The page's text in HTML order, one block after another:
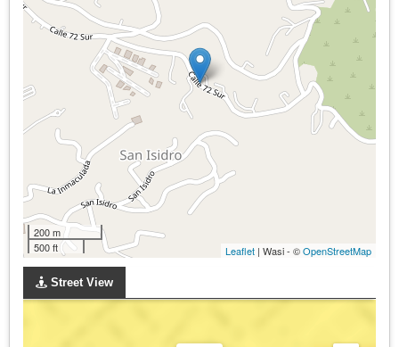
200 m
500 ft
Leaflet | Wasi - ©OpenStreetMap
Street View